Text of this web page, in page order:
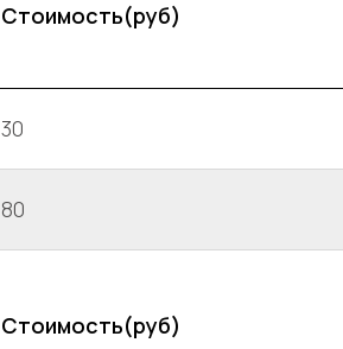
Стоимость(руб)
30
80
Стоимость(руб)